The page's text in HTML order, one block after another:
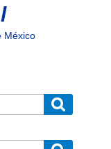
México